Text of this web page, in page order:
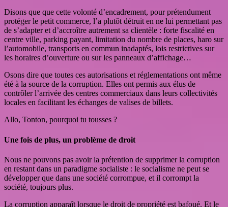
Disons que que cette volonté d’encadrement, pour prétendument
protéger le petit commerce, l’a plutôt détruit en ne lui permettant pas
de s’adapter et d’accroître autrement sa clientèle : forte fiscalité en
centre ville, parking payant, limitation du nombre de places, haro sur
l’automobile, transports en commun inadaptés, lois restrictives sur
les horaires d’ouverture ou sur les panneaux d’affichage…
Osons dire que toutes ces autorisations et réglementations ont même
été à la source de la corruption. Elles ont permis aux élus de
contrôler l’arrivée des centres commerciaux dans leurs collectivités
locales en facilitant les échanges de valises de billets.
Allo, Tonton, pourquoi tu tousses ?
Une fois de plus, un problème de droit
Nous ne pouvons pas avoir la prétention de supprimer la corruption
en restant dans un paradigme socialiste : le socialisme ne peut se
développer que dans une société corrompue, et il corrompt la
société, toujours plus.
La corruption apparaît lorsque le droit de propriété est bafoué. Et le